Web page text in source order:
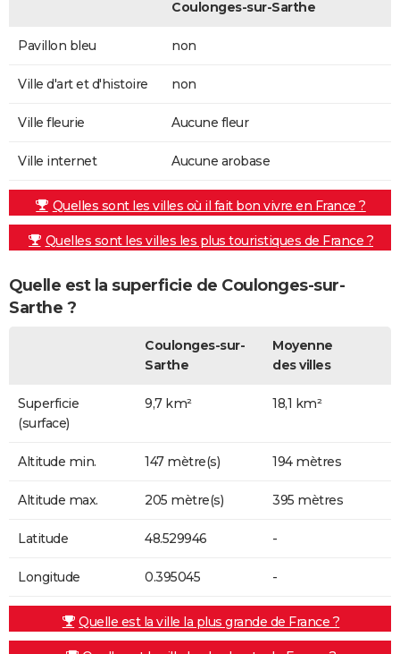
Coulonges-sur-Sarthe
Pavillon bleu non
Ville d'art et d'histoire non
Ville fleurie Aucune fleur
Ville internet Aucune arobase
Quelles sont les villes où il fait bon vivre en France ?
Quelles sont les villes les plus touristiques de France ?
Quelle est la superficie de Coulonges-sur-
Sarthe ?
Coulonges-sur-
Sarthe
Moyenne
des villes
Superficie
(surface)
9,7 km² 18,1 km²
Altitude min. 147 mètre(s) 194 mètres
Altitude max. 205 mètre(s) 395 mètres
Latitude 48.529946 -
Longitude 0.395045 -
Quelle est la ville la plus grande de France ?